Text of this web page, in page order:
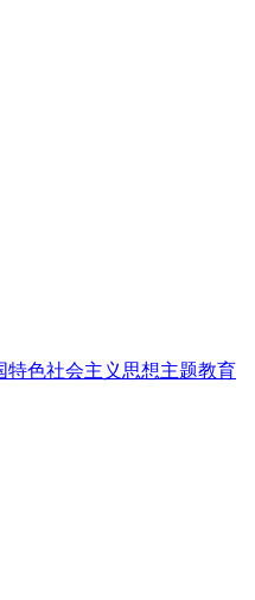
色社会主义思想主题教育